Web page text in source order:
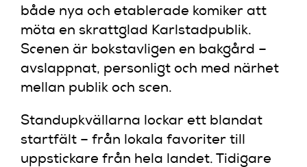
både nya och etablerade komiker att
möta en skrattglad Karlstadpublik.
Scenen är bokstavligen en bakgård –
avslappnat, personligt och med närhet
mellan publik och scen.
Standupkvällarna lockar ett blandat
startfält – från lokala favoriter till
uppstickare från hela landet. Tidigare